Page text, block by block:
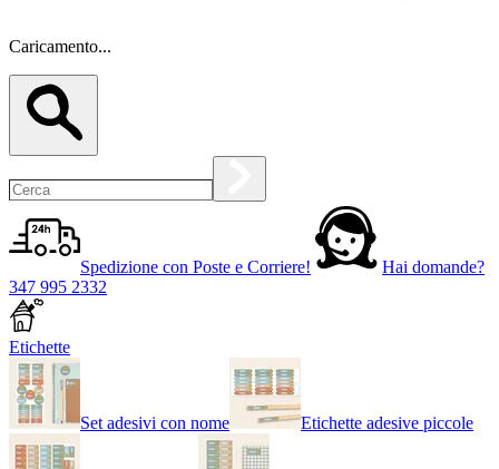
Caricamento...
Spedizione con Poste e Corriere!
Hai domande?
347 995 2332
Etichette
Set adesivi con nome Etichette adesive piccole